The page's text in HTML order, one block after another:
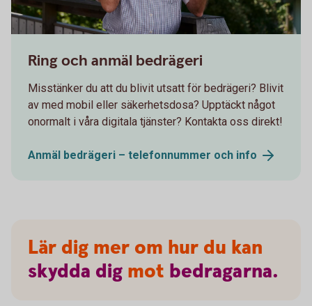
Ring och anmäl bedrägeri
Misstänker du att du blivit utsatt för bedrägeri? Blivit
av med mobil eller säkerhetsdosa? Upptäckt något
onormalt i våra digitala tjänster? Kontakta oss direkt!
Anmäl bedrägeri – telefonnummer och info
Lär dig mer om hur du kan
skydda dig mot bedragarna.